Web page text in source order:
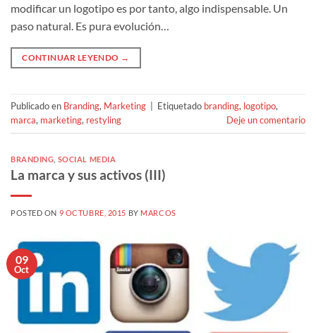
modificar un logotipo es por tanto, algo indispensable. Un
paso natural. Es pura evolución…
CONTINUAR LEYENDO →
Publicado en Branding, Marketing Etiquetado branding, logotipo,
marca, marketing, restyling Deje un comentario
BRANDING SOCIAL MEDIA
La marca y sus activos (III)
POSTED ON 9 OCTUBRE, 2015 BY MARCOS
09
Oct